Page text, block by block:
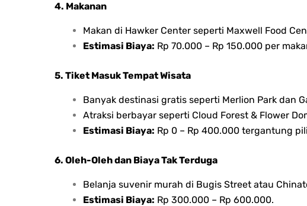
4. Makanan
Makan di Hawker Center seperti Maxwell Food
Estimasi Biaya: Rp 70.000 – Rp 150.000 per
5. Tiket Masuk Tempat Wisata
Banyak destinasi gratis seperti Merlion Park dan
Atraksi berbayar seperti Cloud Forest & Flower
Estimasi Biaya: Rp 0 – Rp 400.000 tergantung
6. Oleh-Oleh dan Biaya Tak Terduga
Belanja suvenir murah di Bugis Street atau
Estimasi Biaya: Rp 300.000 – Rp 600.000.